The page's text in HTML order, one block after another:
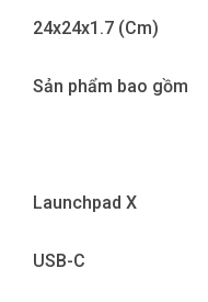
24x24x1.7 (Cm)
Sản phẩm bao gồm
Launchpad X
USB-C